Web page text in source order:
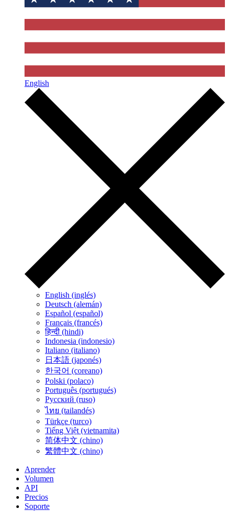
English
English (inglés)
Deutsch (alemán)
Español (español)
Français (francés)
हिन्दी (hindi)
Indonesia (indonesio)
Italiano (italiano)
日本語 (japonés)
한국어 (coreano)
Polski (polaco)
Português (portugués)
Русский (ruso)
ไทย (tailandés)
Türkçe (turco)
Tiếng Việt (vietnamita)
简体中文 (chino)
繁體中文 (chino)
Aprender
Volumen
API
Precios
Soporte